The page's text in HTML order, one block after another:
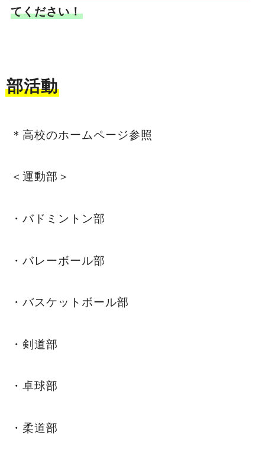
てください！
部活動
＊高校のホームページ参照
＜運動部＞
・バドミントン部
・バレーボール部
・バスケットボール部
・剣道部
・卓球部
・柔道部